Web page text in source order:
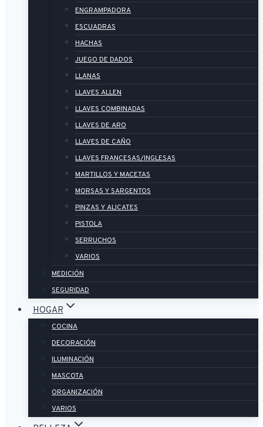
ENGRAMPADORA
ESCUADRAS
HACHAS
JUEGO DE DADOS
LLANAS
LLAVES ALLEN
LLAVES COMBINADAS
LLAVES DE ARO
LLAVES DE CAÑO
LLAVES FRANCESAS/INGLESAS
MARTILLOS Y MACETAS
MORSAS Y SARGENTOS
PINZAS Y ALICATES
PISTOLA
SERRUCHOS
VARIOS
MEDICIÓN
SEGURIDAD
HOGAR
COCINA
DECORACIÓN
ILUMINACIÓN
MASCOTA
ORGANIZACIÓN
VARIOS